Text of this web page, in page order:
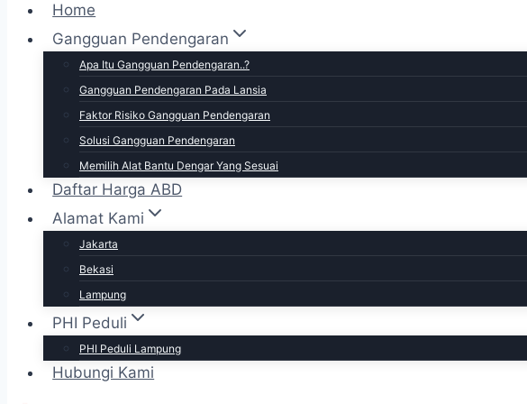
Home
Gangguan Pendengaran
Apa Itu Gangguan Pendengaran..?
Gangguan Pendengaran Pada Lansia
Faktor Risiko Gangguan Pendengaran
Solusi Gangguan Pendengaran
Memilih Alat Bantu Dengar Yang Sesuai
Daftar Harga ABD
Alamat Kami
Jakarta
Bekasi
Lampung
PHI Peduli
PHI Peduli Lampung
Hubungi Kami